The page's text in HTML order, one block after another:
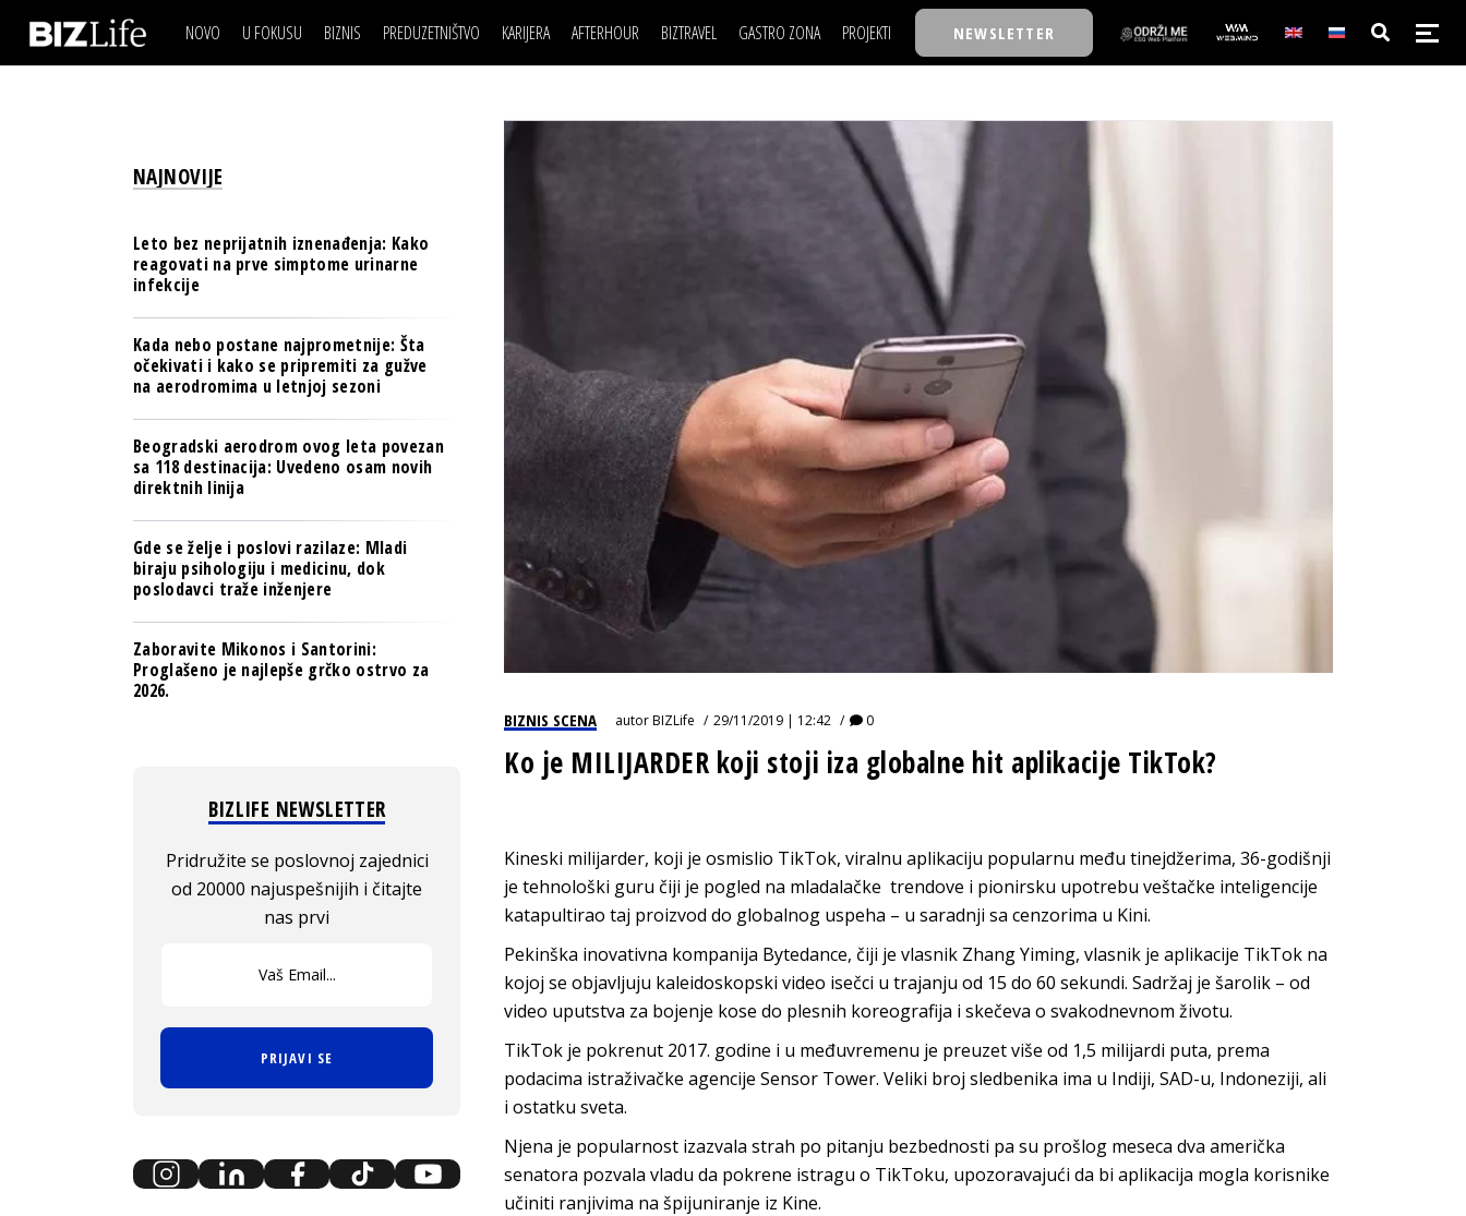
NOVO U FOKUSU BIZNIS
BANKE
TECH I AI
BIZNIS & SPORT
PULS REGIONA
NOVO NA RAFU
PREDUZETNIŠTVO KARIJERA AFTERHOUR BIZTRAVEL GASTRO ZONA PROJEKTI
TASTY TALKS
30 ISPOD 30
BACK TO OFFICE/SCHOOL
BIZBENDOVI
BIZKOLEGIJUM
BMW BIZNIS LIGA
BIZLIFE WEEK
IZJAVA GODINE
NEWSLETTER
IZJAVA DANABIZNIS SCENA
BREND I KOMUNIKACIJE
OSIGURANJE
TECH I AI
PULS REGIONA
NOVO NA RAFU
POSAO
MOJ UGAO
FILM I SCENA
AUTO SVET
NAJKOLEGA
30 ISPOD 30
BACK TO OFFICE/SCHOOL
BIZBENDOVI
BIZKOLEGIJUM
BMW BIZNIS LIGA
BIZLIFE WEEK
IZJAVA GODINE
BIZNIS SCENA autorBIZLife 29/11/2019 | 12:42 0
Ko je MILIJARDER koji stoji iza globalne hit aplikacije TikTok?
Kineski milijarder, koji je osmislio TikTok, viralnu aplikaciju popularnu među tinejdžerima, 36-godišnji
je tehnološki guru čiji je pogled na mladalačke trendove i pionirsku upotrebu veštačke inteligencije
katapultirao taj proizvod do globalnog uspeha – u saradnji sa cenzorima u Kini.
Pekinška inovativna kompanija Bytedance, čiji je vlasnik Zhang Yiming, vlasnik je aplikacije TikTok na
kojoj se objavljuju kaleidoskopski video isečci u trajanju od 15 do 60 sekundi. Sadržaj je šarolik – od
video uputstva za bojenje kose do plesnih koreografija i skečeva o svakodnevnom životu.
TikTok je pokrenut 2017. godine i u međuvremenu je preuzet više od 1,5 milijardi puta, prema
podacima istraživačke agencije Sensor Tower. Veliki broj sledbenika ima u Indiji, SAD-u, Indoneziji, ali
i ostatku sveta.
Njena je popularnost izazvala strah po pitanju bezbednosti pa su prošlog meseca dva američka
senatora pozvala vladu da pokrene istragu o TikToku, upozoravajući da bi aplikacija mogla korisnike
učiniti ranjivima na špijuniranje iz Kine.
NAJNOVIJE
Leto bez neprijatnih iznenađenja: Kako
reagovati na prve simptome urinarne
infekcije
Kada nebo postane najprometnije: Šta
očekivati i kako se pripremiti za gužve
na aerodromima u letnjoj sezoni
Beogradski aerodrom ovog leta povezan
sa 118 destinacija: Uvedeno osam novih
direktnih linija
Gde se želje i poslovi razilaze: Mladi
biraju psihologiju i medicinu, dok
poslodavci traže inženjere
Zaboravite Mikonos i Santorini:
Proglašeno je najlepše grčko ostrvo za
2026.
BIZLIFE NEWSLETTER
Pridružite se poslovnoj zajednici
od 20000 najuspešnijih i čitajte
nas prvi
PRIJAVI SE